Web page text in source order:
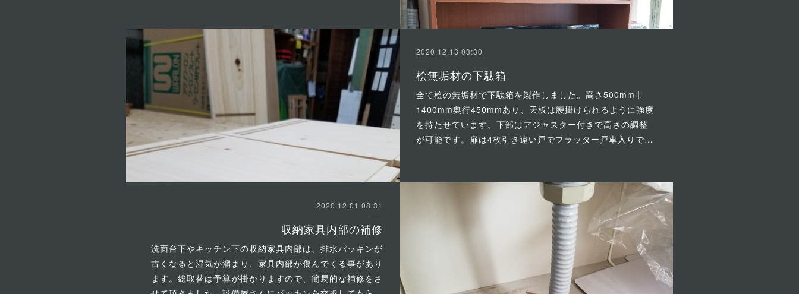
2020.12.13 03:30
桧無垢材の下駄箱
全て桧の無垢材で下駄箱を製作しました。高さ500mm巾
1400mm奥行450mmあり、天板は腰掛けられるように強度
を持たせています。下部はアジャスター付きで高さの調整
が可能です。扉は4枚引き違い戸でフラッター戸車入りで…
2020.12.01 08:31
収納家具内部の補修
洗面台下やキッチン下の収納家具内部は、排水パッキンが
古くなると湿気が溜まり、家具内部が傷んでくる事があり
ます。総取替は予算が掛かりますので、簡易的な補修をさ